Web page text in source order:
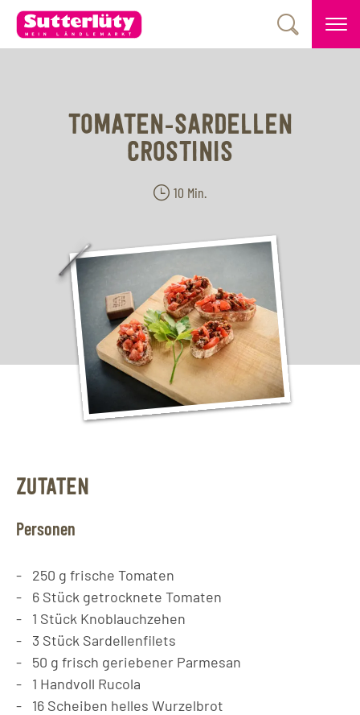
TOMATEN-SARDELLEN
CROSTINIS
10 Min.
ZUTATEN
Personen
250 g frische Tomaten
6 Stück getrocknete Tomaten
1 Stück Knoblauchzehen
3 Stück Sardellenfilets
50 g frisch geriebener Parmesan
1 Handvoll Rucola
16 Scheiben helles Wurzelbrot